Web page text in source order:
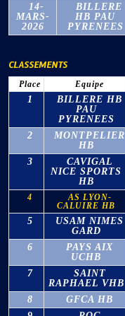
14-
MARS-
2026
BILLERE
HB PAU
PYRENEES
CLASSEMENTS
Place Equipe
1
BILLERE HB
PAU
PYRENEES
2
MONTPELIER
HB
3
CAVIGAL
NICE SPORTS
HB
4
AS LYON-
CALUIRE HB
5
USAM NIMES
GARD
6
PAYS AIX
UCHB
7
SAINT
RAPHAEL VHB
8 GFCA HB